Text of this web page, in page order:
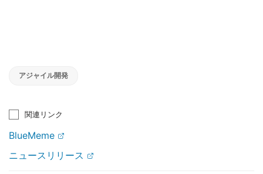
アジャイル開発
関連リンク
BlueMeme
ニュースリリース